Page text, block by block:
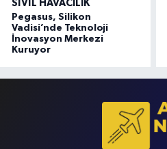
SIVIL HAVACILIK
Pegasus, Silikon
Vadisi’nde Teknoloji
İnovasyon Merkezi
Kuruyor